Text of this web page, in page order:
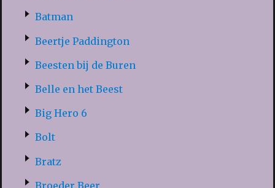
Batman
Beertje Paddington
Beesten bij de Buren
Belle en het Beest
Big Hero 6
Bolt
Bratz
Broeder Beer